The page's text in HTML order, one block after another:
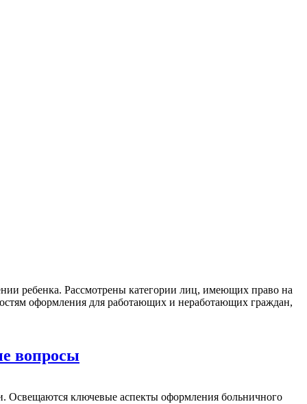
ребенка. Рассмотрены категории лиц, имеющих право на
оформления для работающих и неработающих граждан,
вопросы
Освещаются ключевые аспекты оформления больничного